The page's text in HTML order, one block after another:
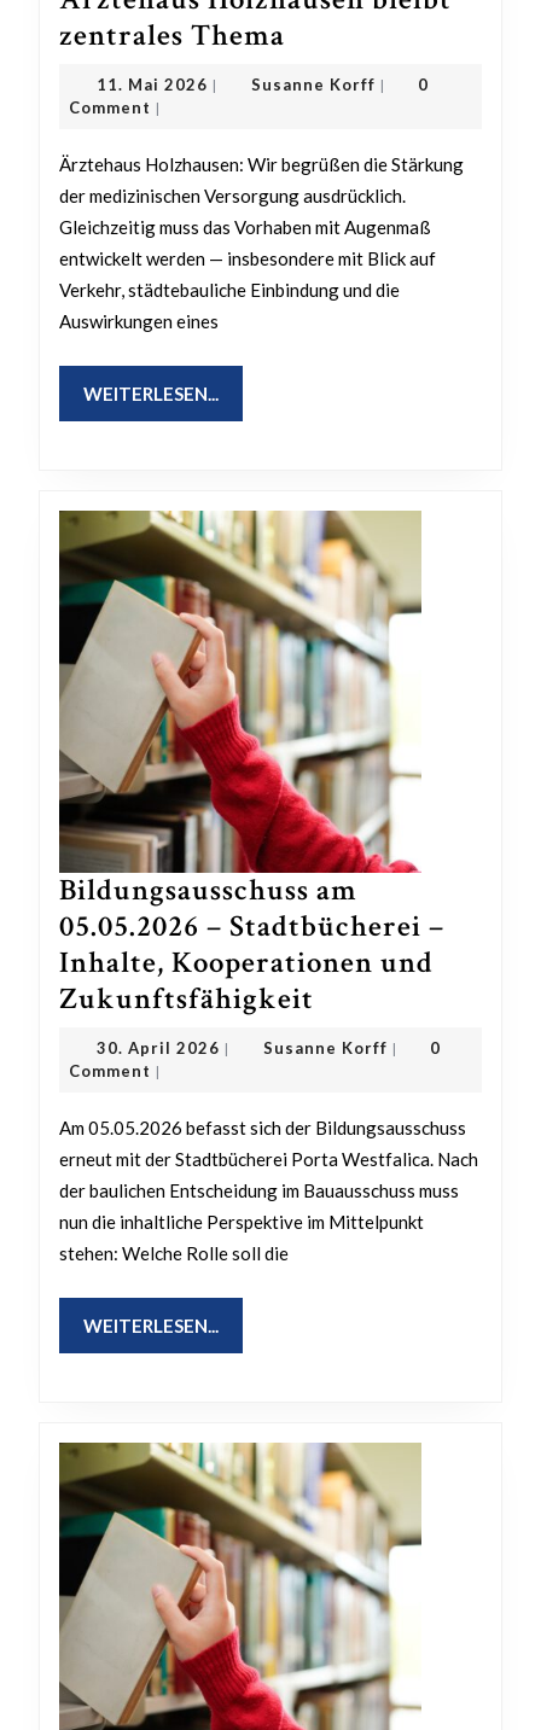
zentrales Thema
dem
Ausschuss
Ärztehaus
Holzhausen
bleibt
zentrales
11. Mai 2026 11.
| Susanne KorffSusanne
|
0
Comment |
Ärztehaus Holzhausen: Wir begrüßen die Stärkung
der medizinischen Versorgung ausdrücklich.
Gleichzeitig muss das Vorhaben mit Augenmaß
entwickelt werden — insbesondere mit Blick auf
Verkehr, städtebauliche Einbindung und die
Auswirkungen eines
WEITERLESEN...
Bildungsausschuss am
05.05.2026 – Stadtbücherei –
Inhalte, Kooperationen und
Zukunftsfähigkeit
am
05.05.2026
Stadtbücherei
–
Inhalte,
30. April 2026 30.
| Susanne KorffSusanne
|
0
Comment |
Am 05.05.2026 befasst sich der Bildungsausschuss
erneut mit der Stadtbücherei Porta Westfalica. Nach
der baulichen Entscheidung im Bauausschuss muss
nun die inhaltliche Perspektive im Mittelpunkt
stehen: Welche Rolle soll die
WEITERLESEN...